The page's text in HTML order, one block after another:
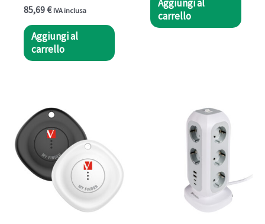
85,69€ IVA inclusa
Aggiungi al
carrello
Aggiungi al
carrello